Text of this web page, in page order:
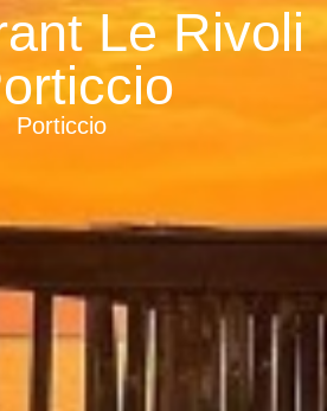
Le Rivoli
Porticcio